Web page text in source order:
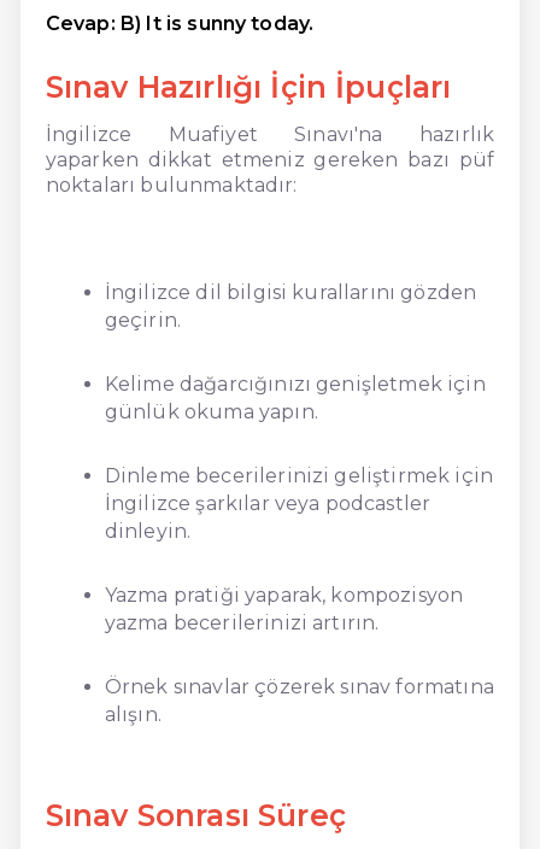
Cevap: B) It is sunny today.
Sınav Hazırlığı İçin İpuçları
İngilizce Muafiyet Sınavı'na hazırlık
yaparken dikkat etmeniz gereken bazı püf
noktaları bulunmaktadır:
İngilizce dil bilgisi kurallarını gözden
geçirin.
Kelime dağarcığınızı genişletmek için
günlük okuma yapın.
Dinleme becerilerinizi geliştirmek için
İngilizce şarkılar veya podcastler
dinleyin.
Yazma pratiği yaparak, kompozisyon
yazma becerilerinizi artırın.
Örnek sınavlar çözerek sınav formatına
alışın.
Sınav Sonrası Süreç